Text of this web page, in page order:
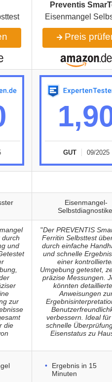
Preventis
Eisenmangel
Preis
GUT 09/2025
Eisenmangel-
durch
und
zur
die
"Der PREVENTIS
Ferritin Selbsttest
durch einfache
und schnelle
einer
Umgebung getestet,
präzise Messungen.
könnten
Anweisungen
verbessern. Ideal
schnelle
Eisenstatus zu
Ergebnis in 15
Minuten